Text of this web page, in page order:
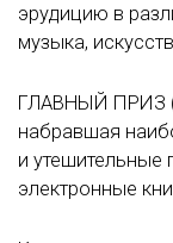
эрудицию в
музыка,
ГЛАВНЫЙ ПРИЗ
набравшая
и
электронные